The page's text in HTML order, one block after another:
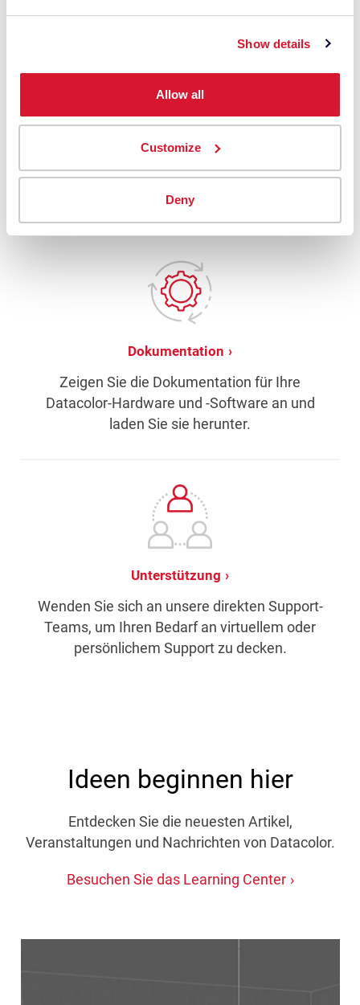
Show details
Allow all
Customize
Deny
FAQs
Besuchen Sie den Community-FAQ-Hub des
Learning Centers, um zu erfahren, wie Ihre
Kollegen Datacolor Paint verwenden.
Dokumentation
Zeigen Sie die Dokumentation für Ihre
Datacolor-Hardware und -Software an und
laden Sie sie herunter.
Unterstützung
Wenden Sie sich an unsere direkten Support-
Teams, um Ihren Bedarf an virtuellem oder
persönlichem Support zu decken.
Ideen beginnen hier
Entdecken Sie die neuesten Artikel,
Veranstaltungen und Nachrichten von Datacolor.
Besuchen Sie das Learning Center